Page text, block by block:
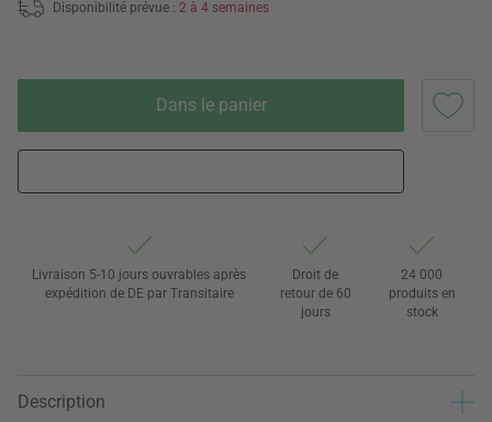
Disponibilité prévue : 2 à 4 semaines
Dans le panier
Livraison 5-10 jours ouvrables après
expédition de DE par Transitaire
Droit de
retour de 60
jours
24 000
produits en
stock
Description